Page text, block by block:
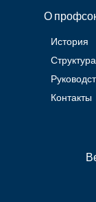
О
История
Структура
Контакты